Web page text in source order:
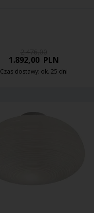
1.892,00PLN
Czas dostawy: ok. 25 dni